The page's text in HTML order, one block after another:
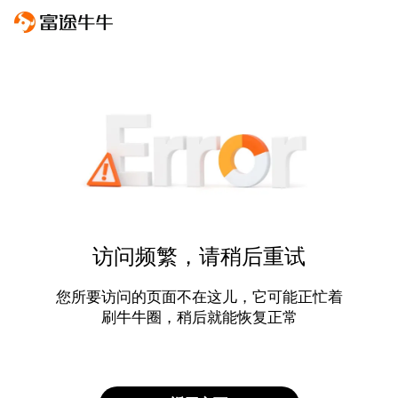
访问频繁，请稍后重试
您所要访问的页面不在这儿，它可能正忙着
刷牛牛圈，稍后就能恢复正常